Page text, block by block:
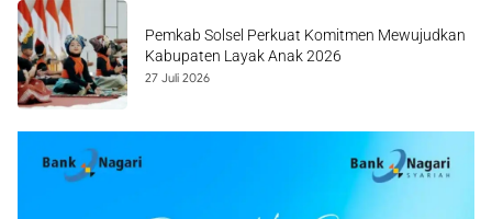
Pemkab Solsel Perkuat Komitmen Mewujudkan
Kabupaten Layak Anak 2026
27 Juli 2026